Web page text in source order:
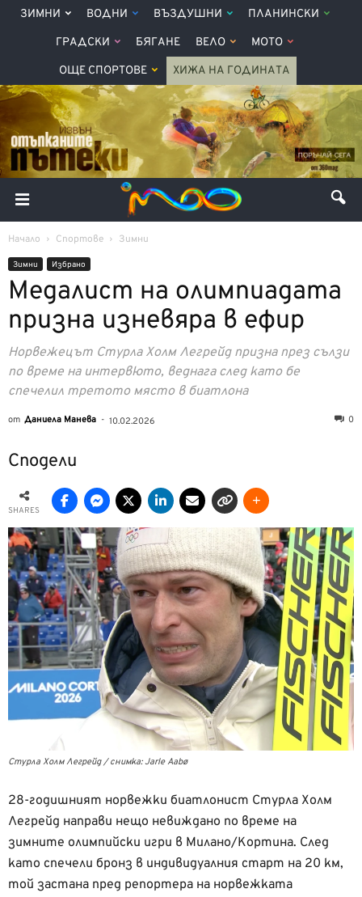
ЗИМНИ ВОДНИ ВЪЗДУШНИ ПЛАНИНСКИ
ГРАДСКИ БЯГАНЕ ВЕЛО МОТО
ОЩЕ СПОРТОВЕ ХИЖА НА ГОДИНАТА
Начало Спортове Зимни
Зимни Избрано
Медалист на олимпиадата
призна изневяра в ефир
Норвежецът Стурла Холм Легрейд призна през сълзи
по време на интервюто, веднага след като бе
спечелил третото място в биатлона
от Даниела Манева - 10.02.2026 0
Сподели
SHARES
Стурла Холм Легрейд / снимка: Jarle Aabø
28-годишният норвежки биатлонист Стурла Холм
Легрейд направи нещо невиждано по време на
зимните олимпийски игри в Милано/Кортина. След
като спечели бронз в индивидуалния старт на 20 км,
той застана пред репортера на норвежката